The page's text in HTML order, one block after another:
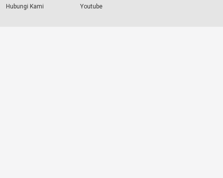
Hubungi Kami
Youtube